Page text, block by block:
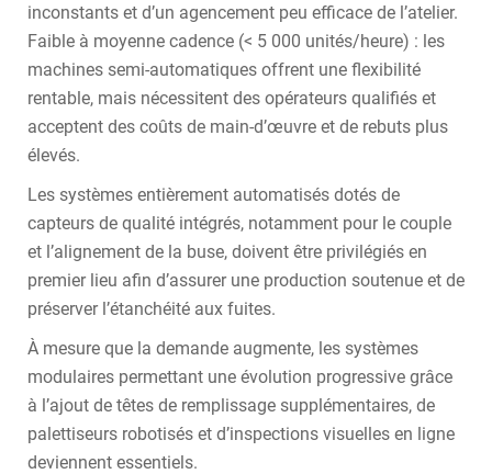
inconstants et d’un agencement peu efficace de l’atelier.
Faible à moyenne cadence (< 5 000 unités/heure) : les
machines semi-automatiques offrent une flexibilité
rentable, mais nécessitent des opérateurs qualifiés et
acceptent des coûts de main-d’œuvre et de rebuts plus
élevés.
Les systèmes entièrement automatisés dotés de
capteurs de qualité intégrés, notamment pour le couple
et l’alignement de la buse, doivent être privilégiés en
premier lieu afin d’assurer une production soutenue et de
préserver l’étanchéité aux fuites.
À mesure que la demande augmente, les systèmes
modulaires permettant une évolution progressive grâce
à l’ajout de têtes de remplissage supplémentaires, de
palettiseurs robotisés et d’inspections visuelles en ligne
deviennent essentiels.